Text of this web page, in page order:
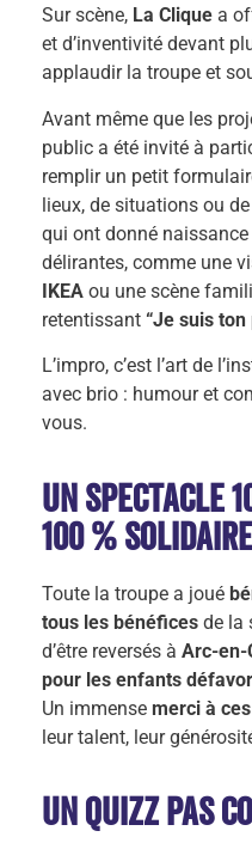
Sur scène, La Clique a
et d’inventivité devant
applaudir la troupe et
Avant même que les
public a été invité à
remplir un petit
lieux, de situations ou
qui ont donné
délirantes, comme une
IKEA ou une scène
retentissant “Je suis ton
L’impro, c’est l’art de
avec brio : humour et
vous.
Un spectacle
100 % solidaire
Toute la troupe a joué
tous les bénéfices de la
d’être reversés à Arc-en-
pour les enfants
Un immense merci à ces
leur talent, leur
Un quizz pas